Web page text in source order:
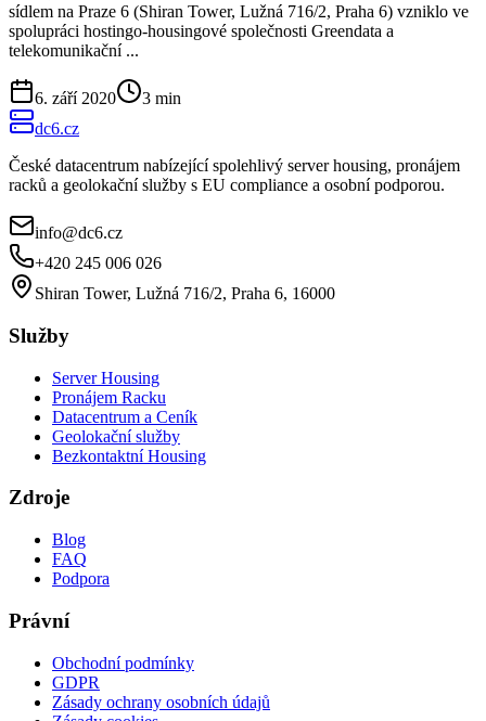
sídlem na Praze 6 (Shiran Tower, Lužná 716/2, Praha 6) vzniklo ve
spolupráci hostingo-housingové společnosti Greendata a
telekomunikační ...
6. září 2020 3 min
dc6.cz
České datacentrum nabízející spolehlivý server housing, pronájem
racků a geolokační služby s EU compliance a osobní podporou.
info@dc6.cz
+420 245 006 026
Shiran Tower, Lužná 716/2, Praha 6, 16000
Služby
Server Housing
Pronájem Racku
Datacentrum a Ceník
Geolokační služby
Bezkontaktní Housing
Zdroje
Blog
FAQ
Podpora
Právní
Obchodní podmínky
GDPR
Zásady ochrany osobních údajů